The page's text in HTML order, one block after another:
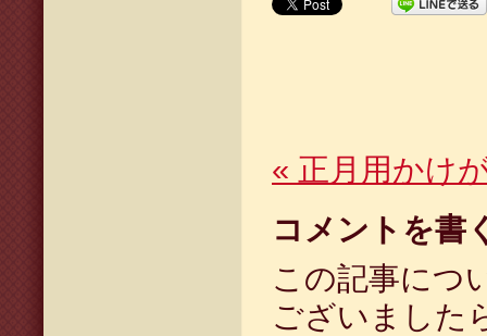
« 正月用かけ
コメントを書
この記事につ
ございました